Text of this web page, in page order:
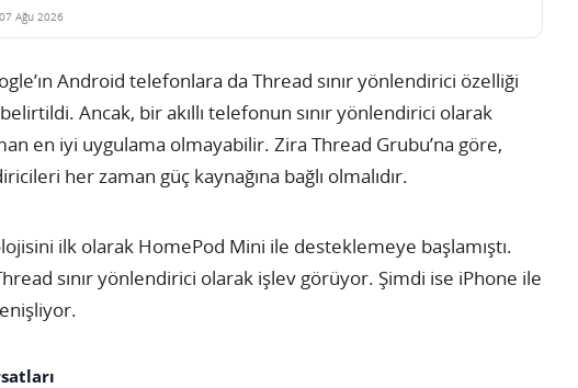
07 Ağu 2026
Android telefonlara da Thread sınır yönlendirici özelliği
Ancak, bir akıllı telefonun sınır yönlendirici olarak
en iyi uygulama olmayabilir. Zira Thread Grubu’na göre,
her zaman güç kaynağına bağlı olmalıdır.
ilk olarak HomePod Mini ile desteklemeye başlamıştı.
sınır yönlendirici olarak işlev görüyor. Şimdi ise iPhone ile